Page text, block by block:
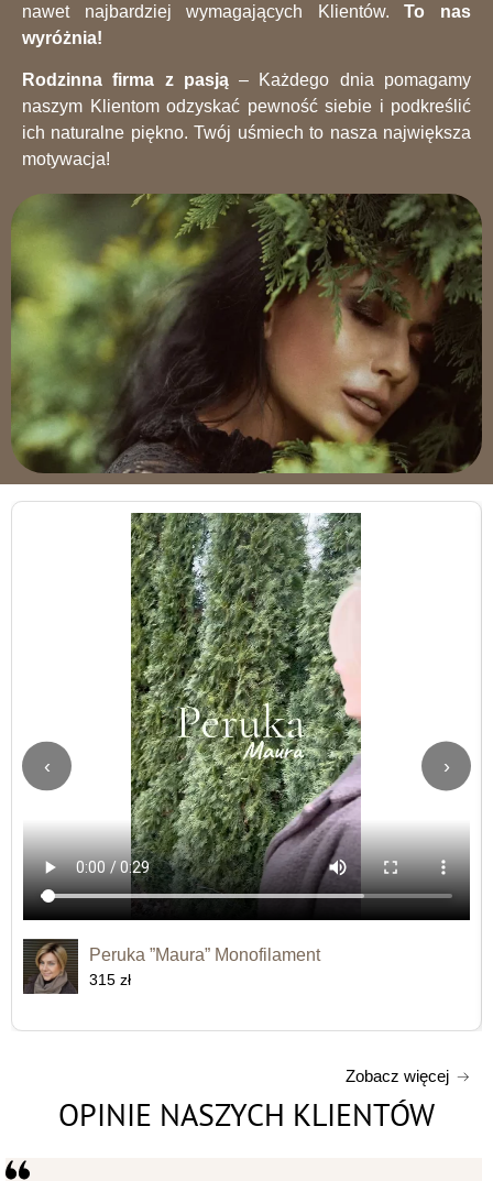
nawet najbardziej wymagających Klientów.To nas
wyróżnia!
Rodzinna firma z pasją– Każdego dnia pomagamy
naszym Klientom odzyskać pewność siebie i podkreślić
ich naturalne piękno. Twój uśmiech to nasza największa
motywacja!
‹ ›
Peruka ”Maura” Monofilament
315 zł
Zobacz więcej
OPINIE NASZYCH KLIENTÓW